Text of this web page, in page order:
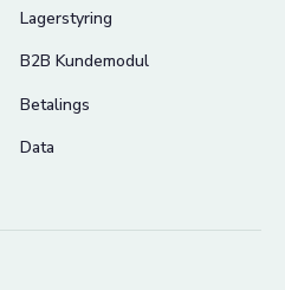
Lagerstyring
B2B Kundemodul
Betalings
Data